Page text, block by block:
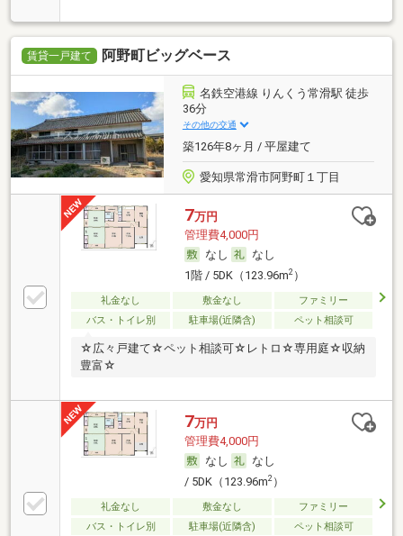
賃貸一戸建て 阿野町ビッグベース
名鉄空港線 りんくう常滑駅 徒歩
36分
その他の交通
築126年8ヶ月 / 平屋建て
愛知県常滑市阿野町１丁目
7万円
管理費4,000円
なし
なし
1階 / 5DK（123.96m2）
礼金なし 敷金なし
ファミリー
バス・トイレ別
駐車場(近隣含) ペット相談可
☆広々戸建て☆ペット相談可☆レトロ☆専用庭☆収納
豊富☆
7万円
管理費4,000円
なし
なし
/ 5DK（123.96m2）
礼金なし 敷金なし
ファミリー
バス・トイレ別
駐車場(近隣含) ペット相談可